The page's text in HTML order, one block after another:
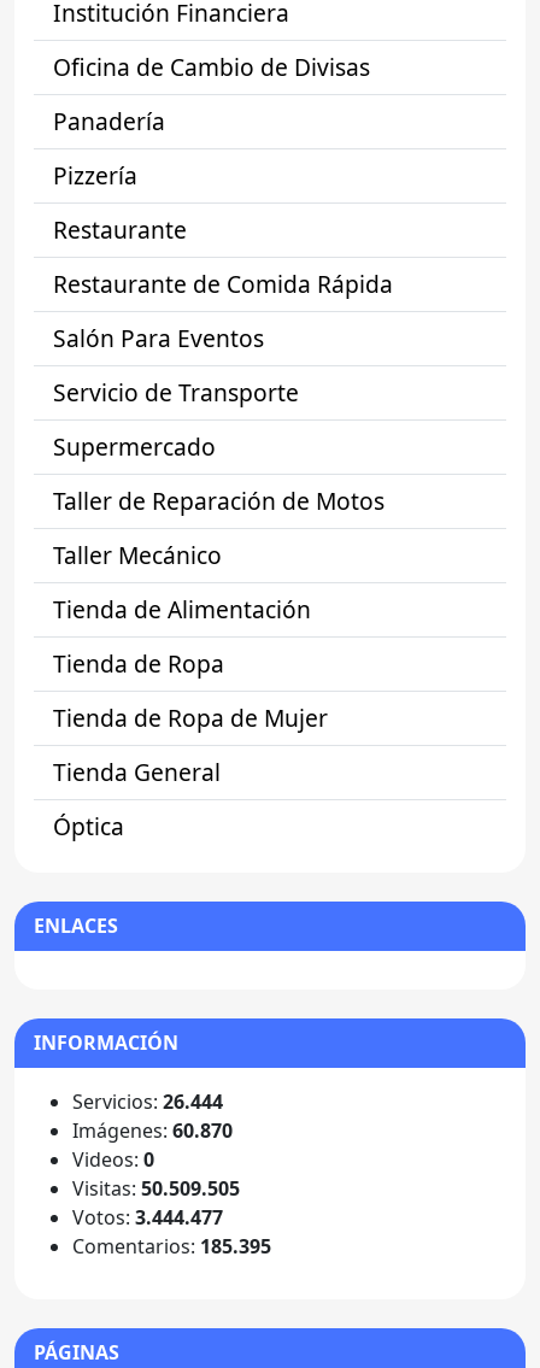
Institución Financiera
Oficina de Cambio de Divisas
Panadería
Pizzería
Restaurante
Restaurante de Comida Rápida
Salón Para Eventos
Servicio de Transporte
Supermercado
Taller de Reparación de Motos
Taller Mecánico
Tienda de Alimentación
Tienda de Ropa
Tienda de Ropa de Mujer
Tienda General
Óptica
ENLACES
INFORMACIÓN
Servicios: 26.444
Imágenes: 60.870
Videos: 0
Visitas: 50.509.505
Votos: 3.444.477
Comentarios: 185.395
PÁGINAS